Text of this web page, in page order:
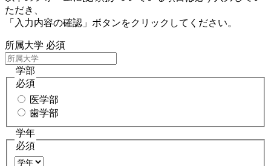
ただき、
「入力内容の確認」ボタンをクリックしてください。
所属大学 必須
学部
必須
医学部
歯学部
学年
必須